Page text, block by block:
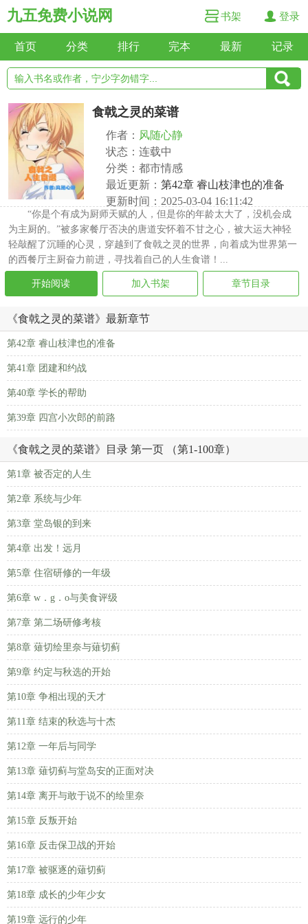
九五免费小说网 书架 登录
首页 分类 排行 完本 最新 记录
食戟之灵的菜谱
作者： 风随心静
状态：连载中
分类：都市情感
最近更新： 第42章 睿山枝津也的准备
更新时间：2025-03-04 16:11:42
“你是个有成为厨师天赋的人，但是你的年龄太大了，没机会成
为主厨的。”被多家餐厅否决的唐道安怀着不甘之心，被大运大神轻
轻敲醒了沉睡的心灵，穿越到了食戟之灵的世界，向着成为世界第一
的西餐厅主厨奋力前进，寻找着自己的人生食谱！...
开始阅读 加入书架 章节目录
《食戟之灵的菜谱》最新章节
第42章 睿山枝津也的准备
第41章 团建和约战
第40章 学长的帮助
第39章 四宫小次郎的前路
《食戟之灵的菜谱》目录 第一页 （第1-100章）
第1章 被否定的人生
第2章 系统与少年
第3章 堂岛银的到来
第4章 出发！远月
第5章 住宿研修的一年级
第6章 w．g．o与美食评级
第7章 第二场研修考核
第8章 薙切绘里奈与薙切蓟
第9章 约定与秋选的开始
第10章 争相出现的天才
第11章 结束的秋选与十杰
第12章 一年后与同学
第13章 薙切蓟与堂岛安的正面对决
第14章 离开与敢于说不的绘里奈
第15章 反叛开始
第16章 反击保卫战的开始
第17章 被驱逐的薙切蓟
第18章 成长的少年少女
第19章 远行的少年